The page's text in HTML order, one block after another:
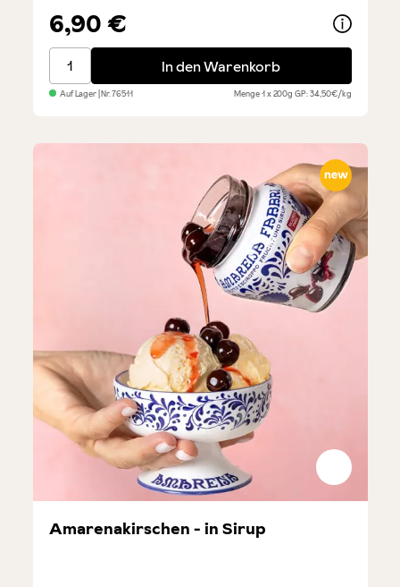
Durchschnittliche Bewertung von 5 von 5 Sternen
6,90 €
Amaretti - mit ZitroneIn den Warenkorb
Auf Lager| Nr.76511 Menge1 x 200gGP: 34,50€/kg
Amarenakirschen - in Sirup